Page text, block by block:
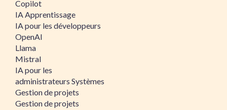
Copilot
IA Apprentissage
IA pour les développeurs
OpenAI
Llama
Mistral
IA pour les
administrateurs Systèmes
Gestion de projets
Gestion de projets